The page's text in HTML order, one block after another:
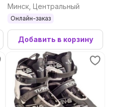
Минск, Центральный
Онлайн-заказ
Добавить в корзину